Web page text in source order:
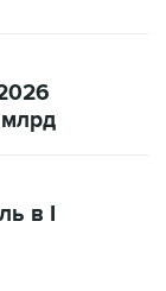
в I